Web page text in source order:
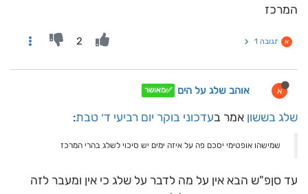
המרכז
א תגובה 1 2
א אוהב שלג על הים ✅מאושר
שלג בששון אמר בעדכוני בוקר יום רביעי ד׳ טבת:
שמישהו אופטימי יסכם פה על איזה ימים יש סיכוי לשלג בהרי המרכז
עד סןפ"ש הבא אין על מה לדבר על שלג כי אין ומעבר לזה